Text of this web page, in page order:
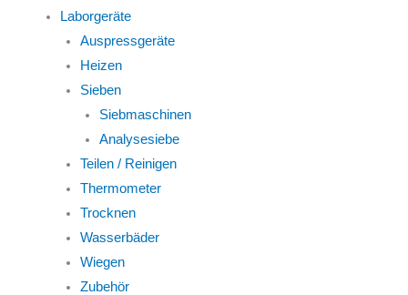
Laborgeräte
Auspressgeräte
Heizen
Sieben
Siebmaschinen
Analysesiebe
Teilen / Reinigen
Thermometer
Trocknen
Wasserbäder
Wiegen
Zubehör